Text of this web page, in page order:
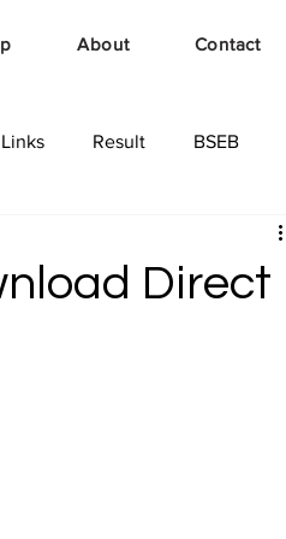
About Contact
Result BSEB
Direct